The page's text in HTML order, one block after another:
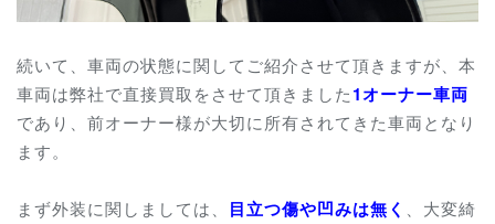
続いて、車両の状態に関してご紹介させて頂きますが、本
車両は弊社で直接買取をさせて頂きました1オーナー車両
であり、前オーナー様が大切に所有されてきた車両となり
ます。
まず外装に関しましては、 目立つ傷や凹みは無く 、大変綺